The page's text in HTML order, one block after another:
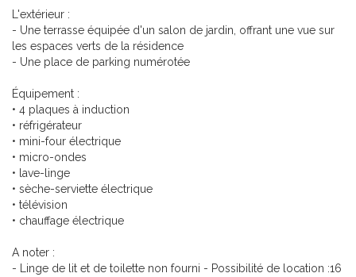
L'extérieur :
- Une terrasse équipée d'un salon de jardin, offrant une vue sur
les espaces verts de la résidence
- Une place de parking numérotée
Équipement :
• 4 plaques à induction
• réfrigérateur
• mini-four électrique
• micro-ondes
• lave-linge
• sèche-serviette électrique
• télévision
• chauffage électrique
A noter :
- Linge de lit et de toilette non fourni - Possibilité de location :16